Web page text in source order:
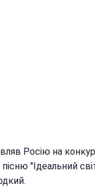
Росію на
"Ідеальний